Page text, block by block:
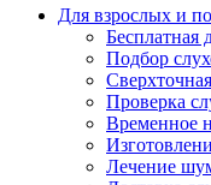
Для взрослых и
Бесплатная
Подбор
Проверка
Временное
Лечение